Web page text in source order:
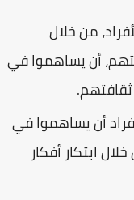
من خلال
أن يساهموا في
أن يساهموا في
ابتكار أفكار